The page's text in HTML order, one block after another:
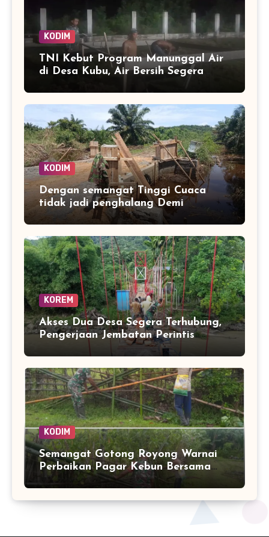
KODIM
TNI Kebut Program Manunggal Air
di Desa Kubu, Air Bersih Segera
KODIM
Dengan semangat Tinggi Cuaca
tidak jadi penghalang Demi
tuntaskan Jembatan Aramco Desa
Paya laot untuk Percepat Akses
warag
KOREM
Akses Dua Desa Segera Terhubung,
Pengerjaan Jembatan Perintis
Garuda Masuki Tahap Akhir
KODIM
Semangat Gotong Royong Warnai
Perbaikan Pagar Kebun Bersama
Babinsa dan Warga